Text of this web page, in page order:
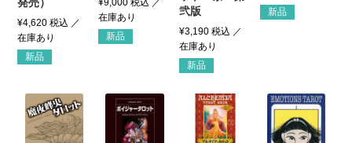
¥4,620 税込
新品
新品
弐版
¥3,190 税込
新品
新品